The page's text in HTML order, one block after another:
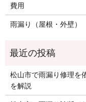
費用
雨漏り（屋根・外壁）
松山市で雨漏り修理を
を解説